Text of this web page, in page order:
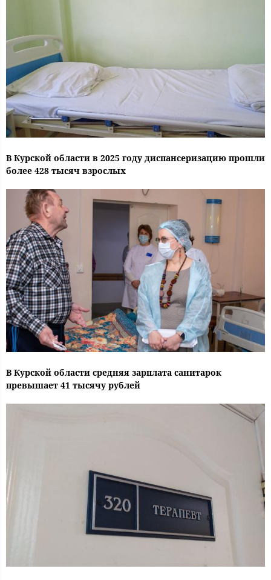
В Курской области в 2025 году диспансеризацию прошли
более 428 тысяч взрослых
В Курской области средняя зарплата санитарок
превышает 41 тысячу рублей